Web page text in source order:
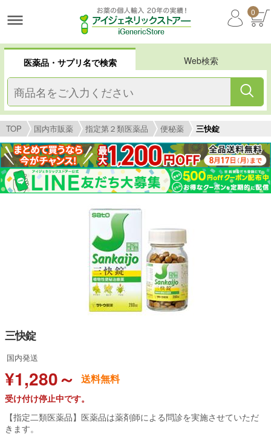
0
医薬品・サプリ名で検索 Web検索
TOP 国内市販薬 指定第２類医薬品 便秘薬 三快錠
三快錠
国内発送
¥1,280～ 送料無料
受け付け停止中です。
【指定二類医薬品】医薬品は薬剤師による問診を実施させていただ
きます。